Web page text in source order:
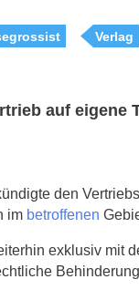
Verlag
auf eigene
den
im betroffenen
exklusiv mit